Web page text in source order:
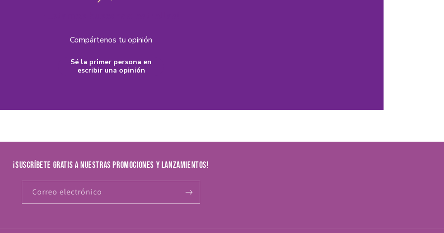
Compártenos tu opinión
Sé la primer persona en
escribir una opinión
¡Suscríbete gratis a nuestras promociones y lanzamientos!
Correo electrónico